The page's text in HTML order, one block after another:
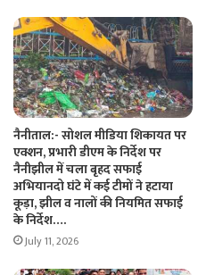
नैनीताल:- सोशल मीडिया शिकायत पर
एक्शन, प्रभारी डीएम के निर्देश पर
नैनीझील में चला बृहद सफाई
अभियानदो घंटे में कई टीमों ने हटाया
कूड़ा, झील व नालों की नियमित सफाई
के निर्देश….
July 11, 2026